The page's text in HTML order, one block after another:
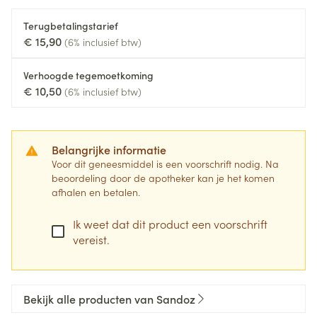
Terugbetalingstarief
€ 15,90 (6% inclusief btw)
Verhoogde tegemoetkoming
€ 10,50 (6% inclusief btw)
Belangrijke informatie
Voor dit geneesmiddel is een voorschrift nodig. Na
beoordeling door de apotheker kan je het komen
afhalen en betalen.
Ik weet dat dit product een voorschrift
vereist.
Bekijk alle producten van Sandoz